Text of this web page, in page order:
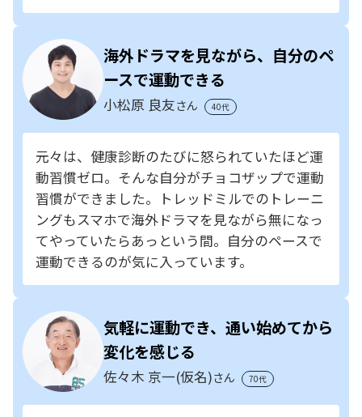
海外ドラマを見ながら、自分のペ
ースで運動できる
小松原 良友さん 40代
元々は、健康診断のたびに怒られていたほど運
動習慣ゼロ。そんな自分がチョコザップで運動
習慣ができました。トレッドミルでのトレーニ
ングもスマホで海外ドラマを見ながら無になっ
てやっていたらあっという間。自分のペースで
運動できるのが気に入っています。
気軽に運動でき、通い始めてから
変化を感じる
佐々木 京一(仮名)さん 70代